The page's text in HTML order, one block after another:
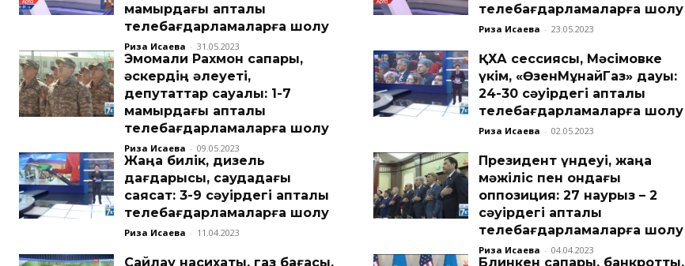
мамырдағы апталық
телебағдарламаларға шолу
Риза Исаева - 31.05.2023
телебағдарламаларға шолу
Риза Исаева - 23.05.2023
Эмомали Рахмон сапары,
әскердің әлеуеті,
депутаттар сауалы: 1-7
мамырдағы апталық
телебағдарламаларға шолу
Риза Исаева - 09.05.2023
ҚХА сессиясы, Мәсімовке
үкім, «ӨзенМұнайГаз» дауы:
24-30 сәуірдегі апталық
телебағдарламаларға шолу
Риза Исаева - 02.05.2023
Жаңа билік, дизель
дағдарысы, саудадағы
саясат: 3-9 сәуірдегі апталық
телебағдарламаларға шолу
Риза Исаева - 11.04.2023
Президент үндеуі, жаңа
мәжіліс пен ондағы
оппозиция: 27 наурыз – 2
сәуірдегі апталық
телебағдарламаларға шолу
Риза Исаева - 04.04.2023
Сайлау насихаты, газ бағасы,
Блинкен сапары, банкроттық,